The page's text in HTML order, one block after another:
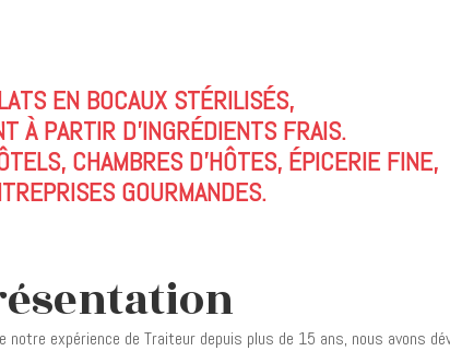
EN BOCAUX STÉRILISÉS,
À PARTIR D’INGRÉDIENTS FRAIS.
CHAMBRES D’HÔTES, ÉPICERIE FINE,
GOURMANDES.
notre expérience de Traiteur depuis plus de 15 ans, nous avons